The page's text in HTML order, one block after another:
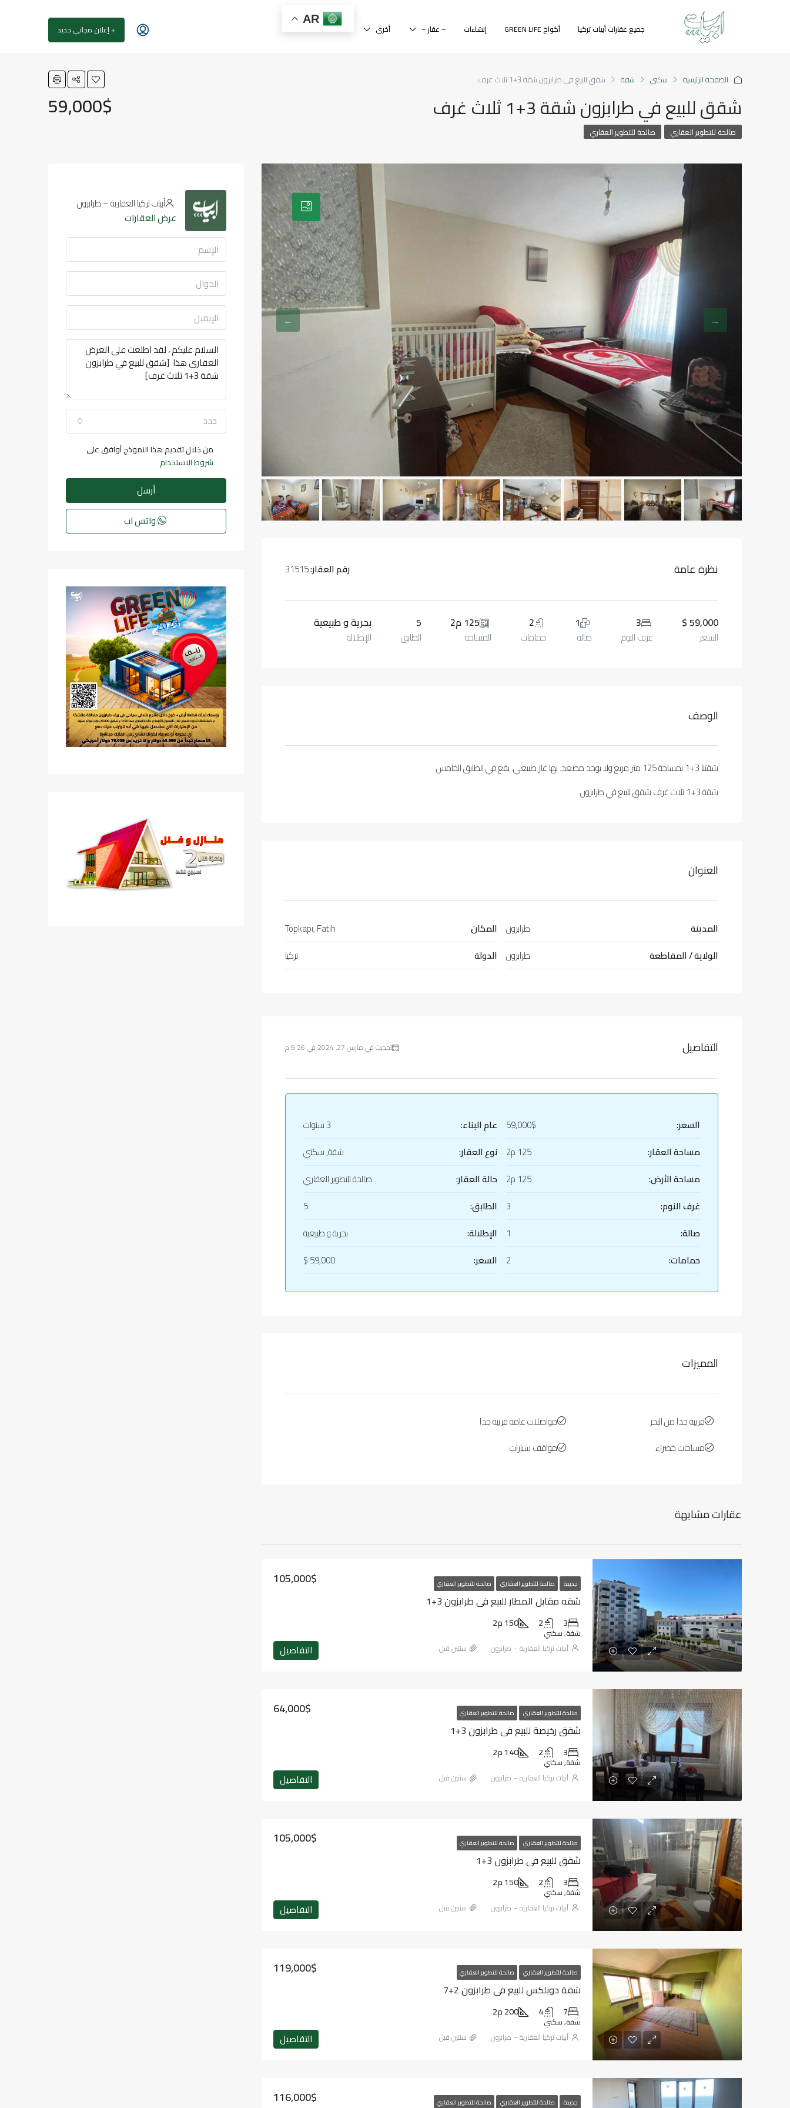
جميع عقارات أبيات تركيا أكواخ GREEN LIFE إنشاءات – عقار – أخرى
AR
+ إعلان مجاني جديد
الصفحة الرئيسية سكني شقة شقق للبيع في طرابزون شقة 3+1 ثلاث غرف
شقق للبيع في طرابزون شقة 3+1 ثلاث غرف 59,000$
صالحة للتطوير العقاري صالحة للتطوير العقاري
نظرة عامة رقم العقار:
59,000 $
السعر
3
غرف النوم
1
صالة
2
حمامات
125 م2
المساحة
5
الطابق
بحرية و طبيعية
الإطلالة
الوصف
شقتنا 3+1 بمساحة 125 متر مربع ولا يوجد مصعد. بها غاز طبيعي. يقع في الطابق الخامس
شقة 3+1 ثلاث غرف شقق للبيع في طرابزون
العنوان
المدينة
طرابزون
الولاية / المقاطعة
طرابزون
المكان
Topkapı, Fatih
الدولة
تركيا
التفاصيل تحديث في مارس 27, 2024 في 9:26 م
السعر:
59,000$
مساحة العقار:
125 م2
مساحة الأرض:
125 م2
غرف النوم:
3
صالة:
1
حمامات:
2
عام البناء:
3 سنوات
نوع العقار:
شقة, سكني
حالة العقار:
صالحة للتطوير العقاري
الطابق:
5
الإطلالة:
بحرية و طبيعية
السعر:
59,000 $
المميزات
قريبة جدا من البحر
مساحات خضراء
مواصلات عامة قريبة جدا
مواقف سيارات
عقارات مشابهة
جديدة صالحة للتطوير العقاري صالحة للتطوير العقاري
شقه مقابل المطار للبيع في طرابزون 3+1
105,000$
3
2 150 م2
شقة, سكني
التفاصيل أبيات تركيا العقارية – طرابزون ‏سنتين قبل
صالحة للتطوير العقاري صالحة للتطوير العقاري
شقق رخيصة للبيع في طرابزون 3+1
64,000$
3
2 140 م2
شقة, سكني
التفاصيل أبيات تركيا العقارية – طرابزون ‏سنتين قبل
صالحة للتطوير العقاري صالحة للتطوير العقاري
شقق للبيع في طرابزون 3+1
105,000$
3
2 150 م2
شقة, سكني
التفاصيل أبيات تركيا العقارية – طرابزون ‏سنتين قبل
صالحة للتطوير العقاري صالحة للتطوير العقاري
شقة دوبلكس للبيع في طرابزون 2+7
119,000$
7
4 200 م2
شقة, سكني
التفاصيل أبيات تركيا العقارية – طرابزون ‏سنتين قبل
جديدة صالحة للتطوير العقاري صالحة للتطوير العقاري 116,000$
أبيات تركيا العقارية – طرابزون
عرض العقارات
حدد
من خلال تقديم هذا النموذج أوافق على
شروط الاستخدام
أرسل
واتس اب